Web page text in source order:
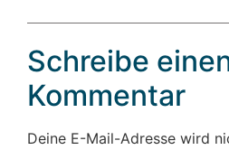
Schreibe
Kommentar
Deine E-Mail-Adresse wird